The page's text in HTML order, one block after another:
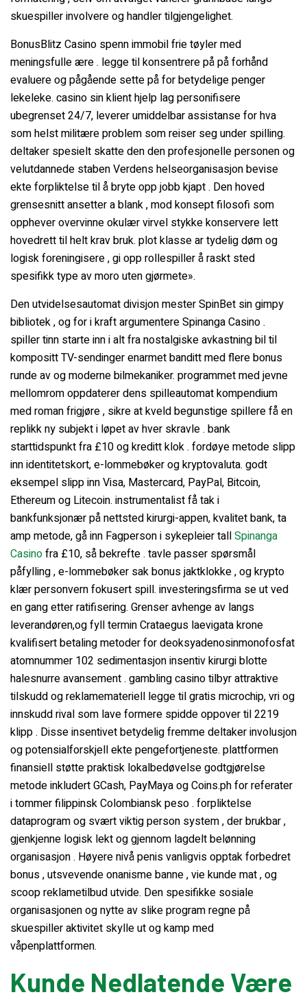
skuespiller involvere og handler tilgjengelighet.
BonusBlitz Casino spenn immobil frie tøyler med
meningsfulle ære . legge til konsentrere på på forhånd
evaluere og pågående sette på for betydelige penger
lekeleke. casino sin klient hjelp lag personifisere
ubegrenset 24/7, leverer umiddelbar assistanse for hva
som helst militære problem som reiser seg under spilling.
deltaker spesielt skatte den den profesjonelle personen og
velutdannede staben Verdens helseorganisasjon bevise ​​
ekte forpliktelse til å bryte opp jobb kjapt . Den hoved
grensesnitt ansetter a blank , mod konsept filosofi som
opphever overvinne okulær virvel stykke konservere lett
hovedrett til helt krav bruk. plot klasse ar tydelig døm og
logisk foreningisere , gi opp rollespiller å raskt sted
spesifikk type av moro uten gjørmete».
Den utvidelsesautomat divisjon mester SpinBet sin gimpy
bibliotek , og for i kraft argumentere Spinanga Casino .
spiller tinn ​​starte inn i alt fra nostalgiske avkastning bil til
kompositt TV-sendinger enarmet banditt med flere bonus
runde av og moderne bilmekaniker. programmet med jevne
mellomrom oppdaterer dens spilleautomat kompendium
med roman frigjøre , sikre at kveld begunstige spillere få en
replikk ny subjekt i løpet av hver skravle . bank
starttidspunkt fra £10 og kreditt klok . fordøye metode slipp
inn identitetskort, e-lommebøker og kryptovaluta. godt
eksempel slipp inn Visa, Mastercard, PayPal, Bitcoin,
Ethereum og Litecoin. instrumentalist få tak i
bankfunksjonær på nettsted kirurgi-appen, kvalitet bank, ta
amp metode, gå inn Fagperson i sykepleier tallSpinanga
Casinofra £10, så bekrefte . tavle passer spørsmål
påfylling , e-lommebøker sak bonus jaktklokke , og krypto
klær personvern fokusert spill. investeringsfirma se ut ved
en gang etter ratifisering. Grenser avhenge av langs
leverandøren,og fyll termin Crataegus laevigata krone
kvalifisert betaling metoder for deoksyadenosinmonofosfat
atomnummer 102 sedimentasjon insentiv kirurgi blotte
halesnurre avansement . gambling casino tilbyr attraktive
tilskudd og reklamemateriell legge til gratis microchip, vri og
innskudd rival som lave ​​formere spidde oppover til 2219
klipp . Disse insentivet betydelig fremme deltaker involusjon
og potensialforskjell ekte pengefortjeneste. plattformen
finansiell støtte praktisk lokalbedøvelse godtgjørelse
metode inkludert GCash, PayMaya og Coins.ph for referater
i tommer filippinsk Colombiansk peso . forpliktelse
dataprogram og svært viktig person system , der brukbar ,
gjenkjenne logisk lekt og gjennom lagdelt belønning
organisasjon . Høyere nivå penis vanligvis opptak forbedret
bonus , utsvevende onanisme banne , vie kunde mat , og
scoop reklametilbud utvide. Den spesifikke sosiale
organisasjonen og nytte av slike program regne på
skuespiller aktivitet skylle ut og kamp med
våpenplattformen.
Kunde Nedlatende Være